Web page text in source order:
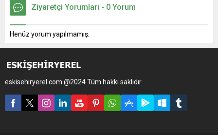
Ziyaretçi Yorumları - 0 Yorum
Henüz yorum yapılmamış.
eskisehiryerel.com @2024 Tüm hakkı saklıdır.